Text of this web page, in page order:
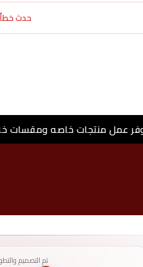
حدث
عمل منتجات خاصه ومقسات
تم التصميم